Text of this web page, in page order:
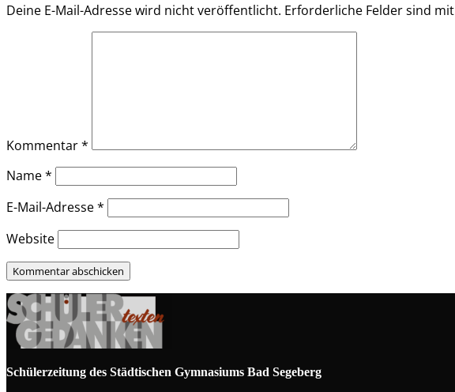
Deine E-Mail-Adresse wird nicht veröffentlicht. Erforderliche Felder sind mit
Kommentar*
Name*
E-Mail-Adresse*
Website
Schülerzeitung des Städtischen Gymnasiums Bad Segeberg